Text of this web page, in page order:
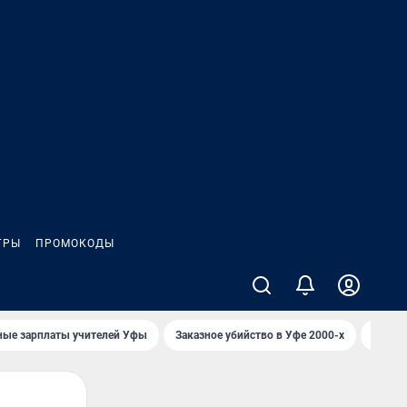
ПРОМОКОДЫ
зарплаты учителей Уфы Заказное убийство в Уфе 2000-х